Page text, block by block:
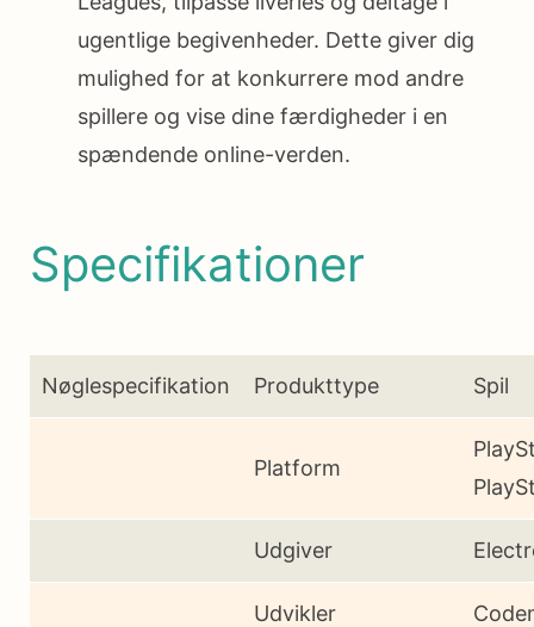
ugentlige begivenheder. Dette giver dig
mulighed for at konkurrere mod andre
spillere og vise dine færdigheder i en
spændende online-verden.
Specifikationer
Nøglespecifikation Produkttype Spil
Platform
Udgiver
Udvikler